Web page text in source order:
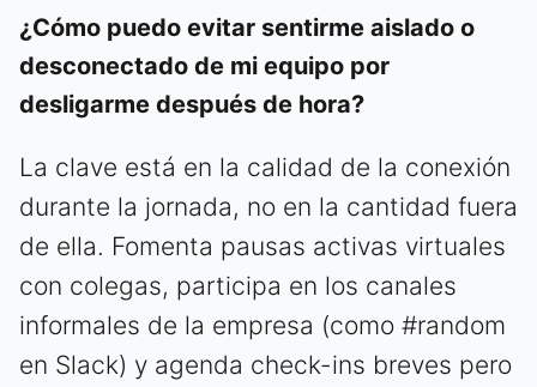
¿Cómo puedo evitar sentirme aislado o
desconectado de mi equipo por
desligarme después de hora?
La clave está en la calidad de la conexión
durante la jornada, no en la cantidad fuera
de ella. Fomenta pausas activas virtuales
con colegas, participa en los canales
informales de la empresa (como #random
en Slack) y agenda check-ins breves pero